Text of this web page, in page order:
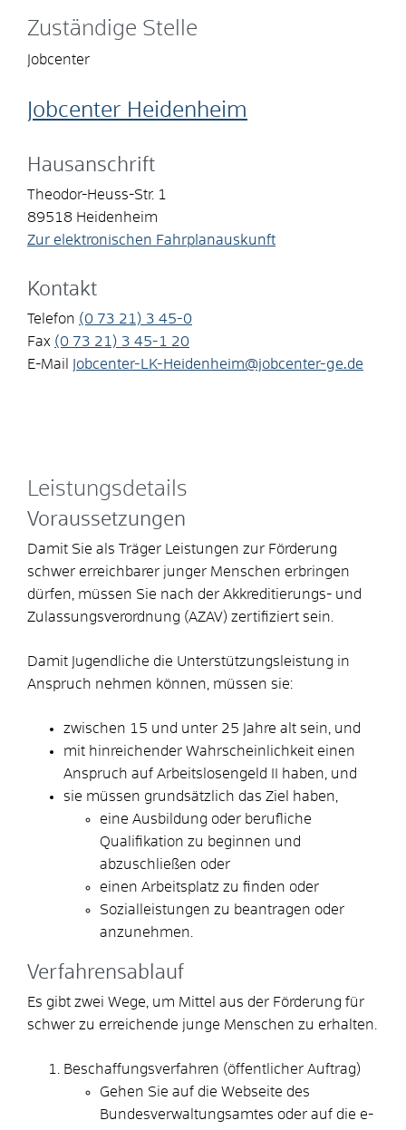
Zuständige Stelle
Jobcenter
Jobcenter Heidenheim
Hausanschrift
Theodor-Heuss-Str. 1
89518 Heidenheim
Zur elektronischen Fahrplanauskunft
Kontakt
Telefon (0 73 21) 3 45-0
Fax (0 73 21) 3 45-1
20
E-Mail
Jobcenter-LK-Heidenheim@jobcenter-ge.de
Leistungsdetails
Voraussetzungen
Damit Sie als Träger Leistungen zur Förderung
schwer erreichbarer junger Menschen erbringen
dürfen, müssen Sie nach der Akkreditierungs- und
Zulassungsverordnung (AZAV) zertifiziert sein.
Damit Jugendliche die Unterstützungsleistung in
Anspruch nehmen können, müssen sie:
zwischen 15 und unter 25 Jahre alt sein, und
mit hinreichender Wahrscheinlichkeit einen
Anspruch auf Arbeitslosengeld II haben, und
sie müssen grundsätzlich das Ziel haben,
eine Ausbildung oder berufliche
Qualifikation zu beginnen und
abzuschließen oder
einen Arbeitsplatz zu finden oder
Sozialleistungen zu beantragen oder
anzunehmen.
Verfahrensablauf
Es gibt zwei Wege, um Mittel aus der Förderung für
schwer zu erreichende junge Menschen zu erhalten.
Beschaffungsverfahren (öffentlicher Auftrag)
Gehen Sie auf die Webseite des
Bundesverwaltungsamtes oder auf die e-